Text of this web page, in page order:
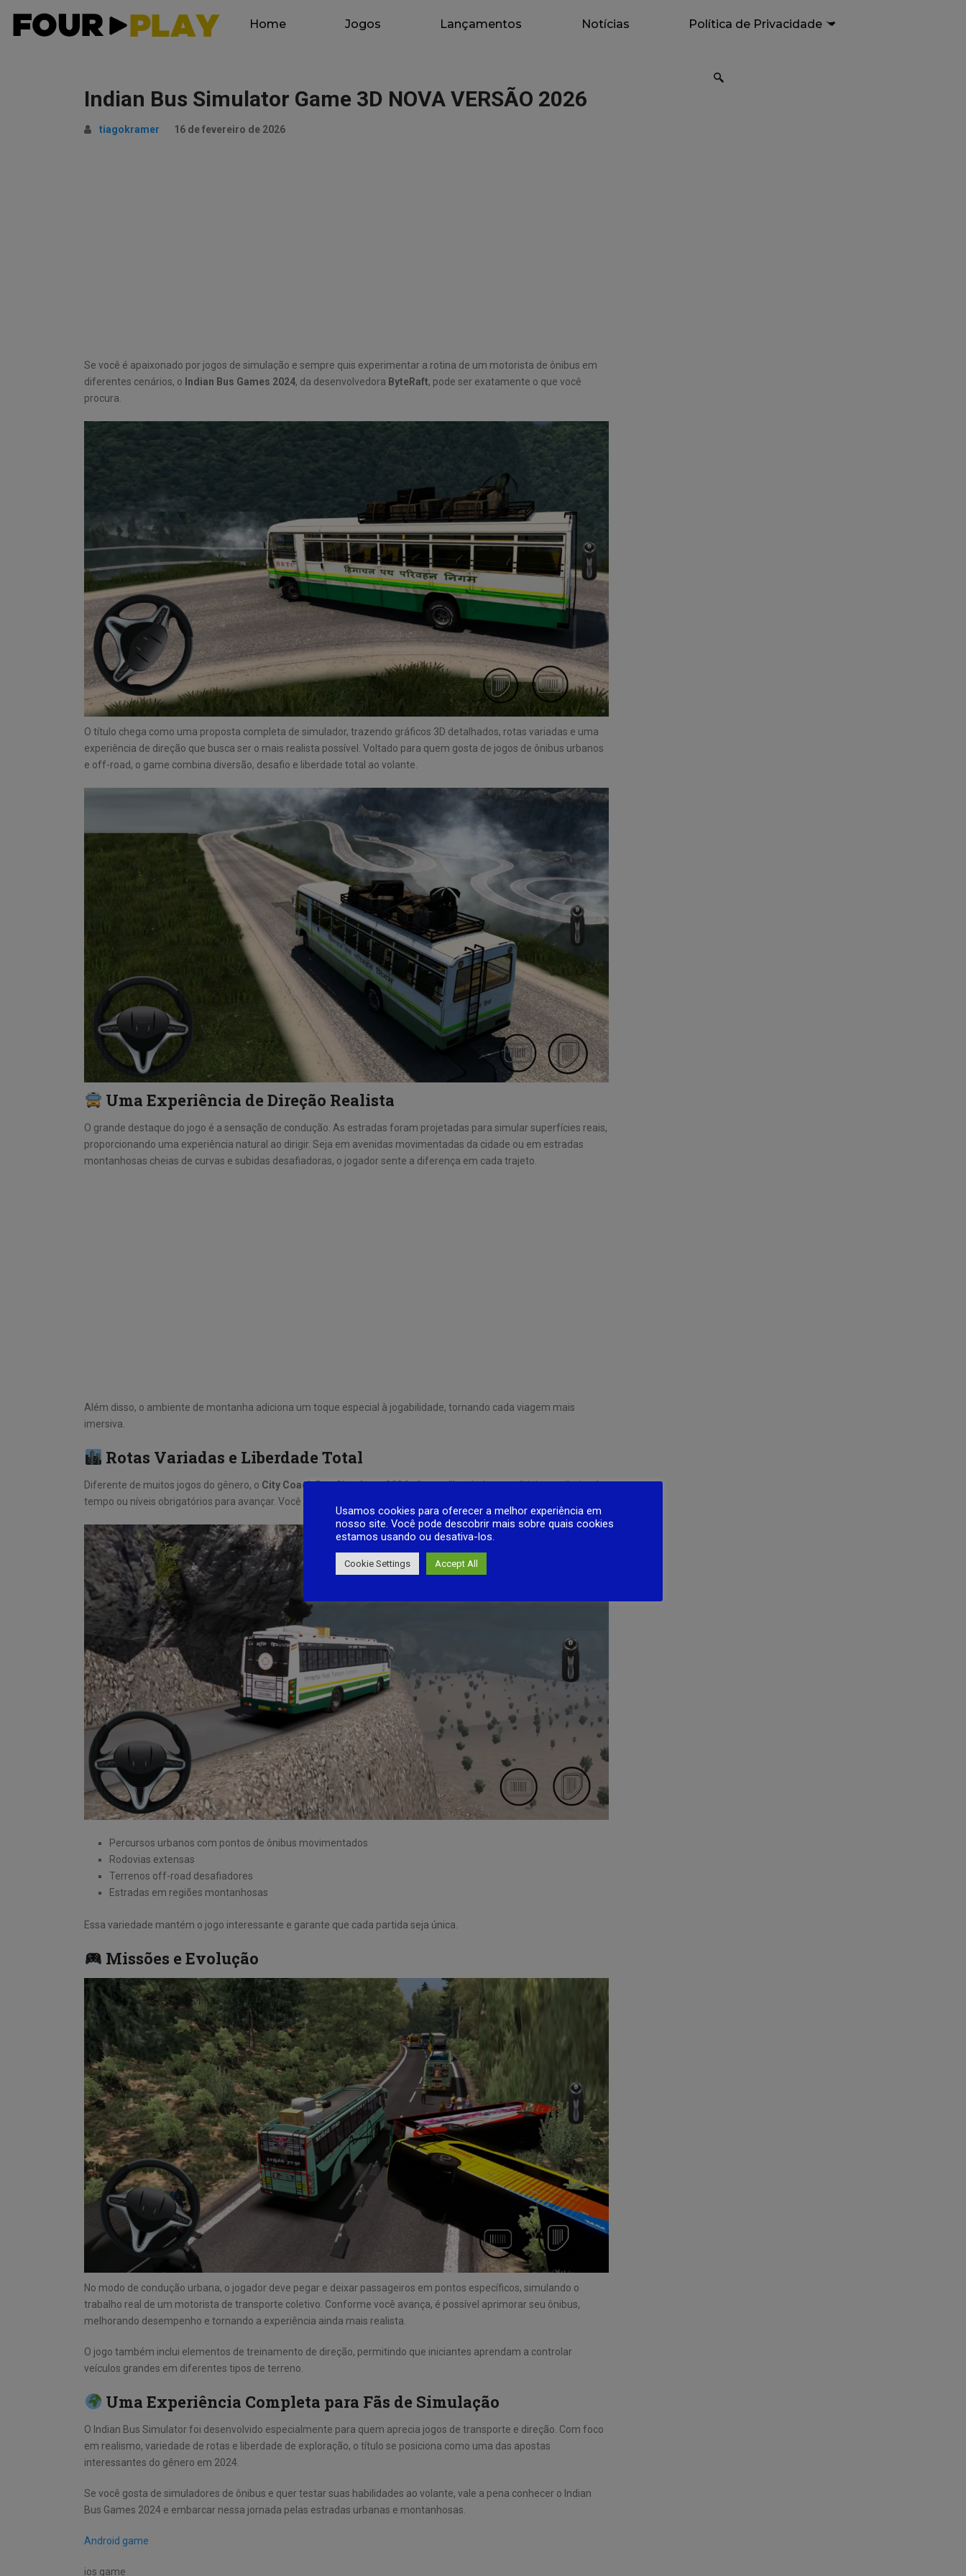
Home Jogos Lançamentos Notícias Política de Privacidade
Indian Bus Simulator Game 3D NOVA VERSÃO 2026
tiagokramer 16 de fevereiro de 2026
Se você é apaixonado por jogos de simulação e sempre quis experimentar a rotina de um motorista de ônibus em
diferentes cenários, o Indian Bus Games 2024, da desenvolvedora ByteRaft, pode ser exatamente o que você
procura.
O título chega como uma proposta completa de simulador, trazendo gráficos 3D detalhados, rotas variadas e uma
experiência de direção que busca ser o mais realista possível. Voltado para quem gosta de jogos de ônibus urbanos
e off-road, o game combina diversão, desafio e liberdade total ao volante.
Uma Experiência de Direção Realista
O grande destaque do jogo é a sensação de condução. As estradas foram projetadas para simular superfícies reais,
proporcionando uma experiência natural ao dirigir. Seja em avenidas movimentadas da cidade ou em estradas
montanhosas cheias de curvas e subidas desafiadoras, o jogador sente a diferença em cada trajeto.
Além disso, o ambiente de montanha adiciona um toque especial à jogabilidade, tornando cada viagem mais
imersiva.
Rotas Variadas e Liberdade Total
Diferente de muitos jogos do gênero, o City Coach Bus Simulator 2024oferece liberdade para dirigir sem limite de
tempo ou níveis obrigatórios para avançar. Você pode explorar diferentes rotas, incluindo:
Percursos urbanos com pontos de ônibus movimentados
Rodovias extensas
Terrenos off-road desafiadores
Estradas em regiões montanhosas
Essa variedade mantém o jogo interessante e garante que cada partida seja única.
Missões e Evolução
No modo de condução urbana, o jogador deve pegar e deixar passageiros em pontos específicos, simulando o
trabalho real de um motorista de transporte coletivo. Conforme você avança, é possível aprimorar seu ônibus,
melhorando desempenho e tornando a experiência ainda mais realista.
O jogo também inclui elementos de treinamento de direção, permitindo que iniciantes aprendam a controlar
veículos grandes em diferentes tipos de terreno.
Uma Experiência Completa para Fãs de Simulação
O Indian Bus Simulator foi desenvolvido especialmente para quem aprecia jogos de transporte e direção. Com foco
em realismo, variedade de rotas e liberdade de exploração, o título se posiciona como uma das apostas
interessantes do gênero em 2024.
Se você gosta de simuladores de ônibus e quer testar suas habilidades ao volante, vale a pena conhecer o Indian
Bus Games 2024 e embarcar nessa jornada pelas estradas urbanas e montanhosas.
Android game
ios game
Usamos cookies para oferecer a melhor experiência em
nosso site. Você pode descobrir mais sobre quais cookies
estamos usando ou desativa-los.
Cookie Settings Accept All